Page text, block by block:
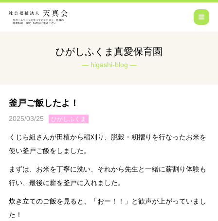
ひがしふくま真愛保育園
higashi-blog
釜戸ご飯したよ！
2025/03/25 ひがしふくま
くじら組さんが田植から稲刈り、脱穀・籾摺りを行なったお米を
使い釜戸ご飯をしました。
まずは、お米を丁寧に洗い、それから先生と一緒に薪割り体験も
行い、最後に薪を釜戸に入れました。
炊き立てのご飯を見ると、「おー！！」と歓声が上がっていまし
た！